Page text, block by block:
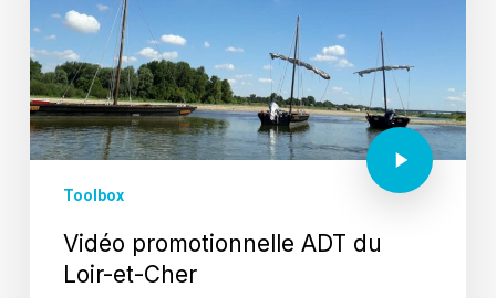
Toolbox
Vidéo promotionnelle ADT du
Loir-et-Cher